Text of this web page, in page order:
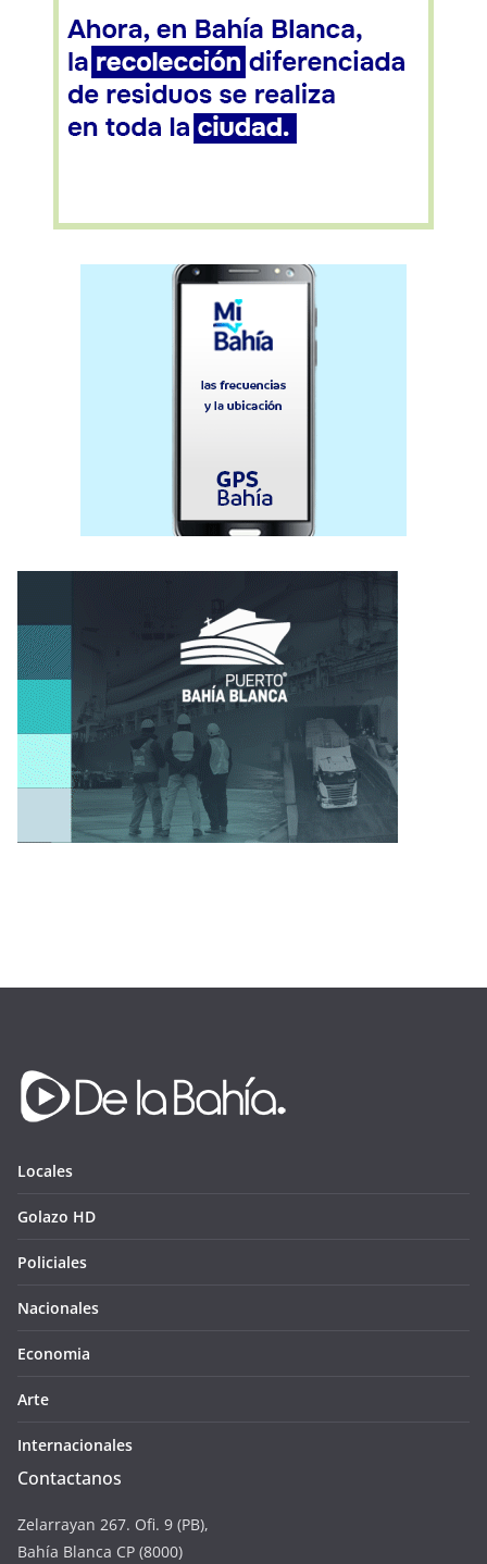
Locales
Golazo HD
Policiales
Nacionales
Economia
Arte
Internacionales
Contactanos
Zelarrayan 267. Ofi. 9 (PB),
Bahía Blanca CP (8000)